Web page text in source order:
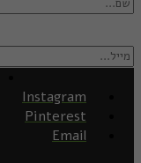
Instagram
Pinterest
Email